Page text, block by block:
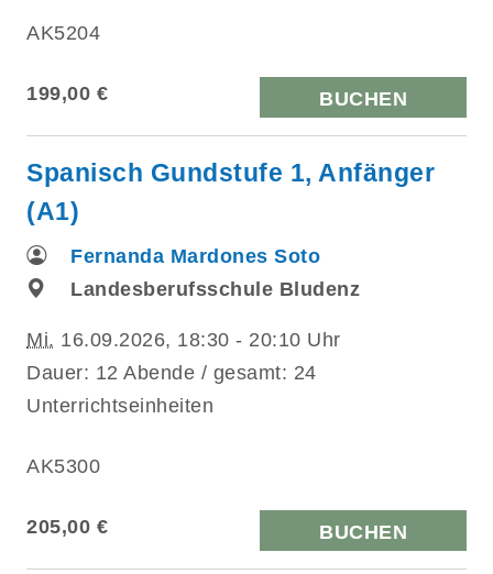
AK5204
199,00 € BUCHEN
Spanisch Gundstufe 1, Anfänger
(A1)
Fernanda Mardones Soto
Landesberufsschule Bludenz
Mi. 16.09.2026, 18:30 - 20:10 Uhr
Dauer: 12 Abende / gesamt: 24
Unterrichtseinheiten
AK5300
205,00 € BUCHEN